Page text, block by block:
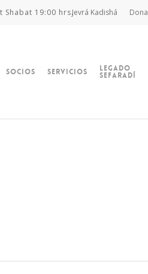
Shabat 19:00 hrs.Jevrá Kadishá
Socios Servicios Legado
Sefaradí